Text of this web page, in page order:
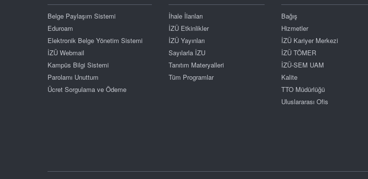
Belge Paylaşım Sistemi
Eduroam
Elektronik Belge Yönetim Sistemi
İZÜ Webmail
Kampüs Bilgi Sistemi
Parolamı Unuttum
Ücret Sorgulama ve Ödeme
İhale İlanları
İZÜ Etkinlikler
İZÜ Yayınları
Sayılarla İZU
Tanıtım Materyalleri
Tüm Programlar
Bağış
Hizmetler
İZÜ Kariyer Merkezi
İZÜ TÖMER
İZÜ-SEM UAM
Kalite
TTO Müdürlüğü
Uluslararası Ofis